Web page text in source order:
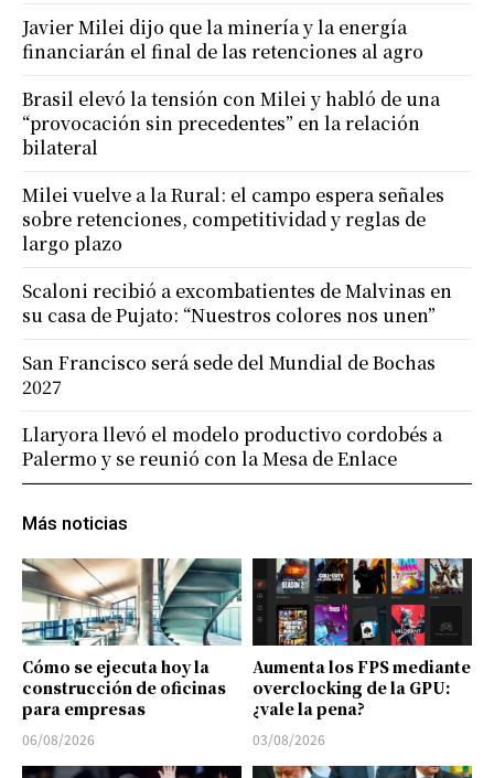
Más noticias
Cómo se ejecuta hoy la
construcción de oficinas
para empresas
06/08/2026
Aumenta los FPS mediante
overclocking de la GPU:
¿vale la pena?
03/08/2026
Javier Milei dijo que la minería y la energía
financiarán el final de las retenciones al agro
Brasil elevó la tensión con Milei y habló de una
“provocación sin precedentes” en la relación
bilateral
Milei vuelve a la Rural: el campo espera señales
sobre retenciones, competitividad y reglas de
largo plazo
Scaloni recibió a excombatientes de Malvinas en
su casa de Pujato: “Nuestros colores nos unen”
San Francisco será sede del Mundial de Bochas
2027
Llaryora llevó el modelo productivo cordobés a
Palermo y se reunió con la Mesa de Enlace